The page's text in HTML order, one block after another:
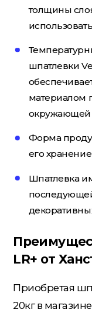
Уголки;
толщины
шпатлевки
материалом
окружающей
Форма
его
Шпатлевка
LR+ от
Приобретая
20кг в